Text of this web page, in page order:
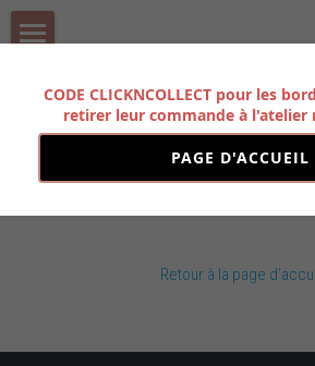
HISTOIRE
Rechercher
FORMATION
Retour à la page
LES CATÉGORIES DE LA
Toutes les catégories
CODE CLICKNCOLLECT pour les
retirer leur commande à l'atelier
PAGE D'ACCUEIL